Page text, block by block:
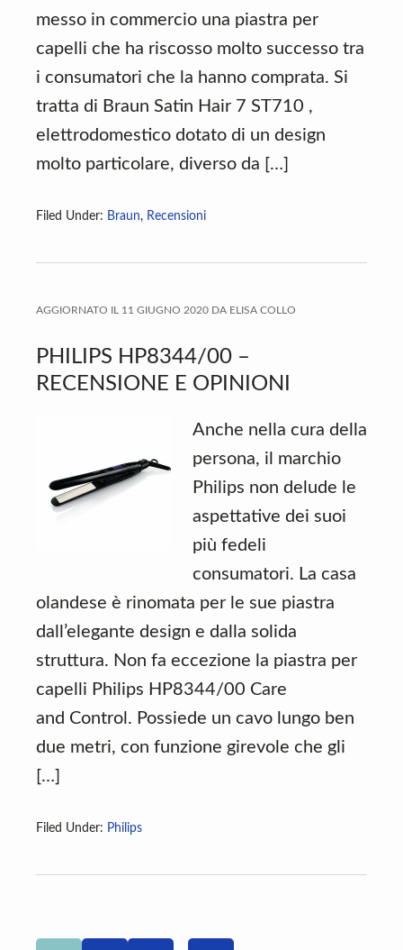
messo in commercio una piastra per
capelli che ha riscosso molto successo tra
i consumatori che la hanno comprata. Si
tratta di Braun Satin Hair 7 ST710 ,
elettrodomestico dotato di un design
molto particolare, diverso da […]
Filed Under: Braun, Recensioni
AGGIORNATO IL 11 GIUGNO 2020 DA ELISA COLLO
PHILIPS HP8344/00 –
RECENSIONE E OPINIONI
Anche nella cura della
persona, il marchio
Philips non delude le
aspettative dei suoi
più fedeli
consumatori. La casa
olandese è rinomata per le sue piastra
dall’elegante design e dalla solida
struttura. Non fa eccezione la piastra per
capelli Philips HP8344/00 Care
and Control. Possiede un cavo lungo ben
due metri, con funzione girevole che gli
[…]
Filed Under: Philips